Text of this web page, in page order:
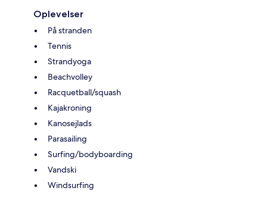
Oplevelser
På stranden
Tennis
Strandyoga
Beachvolley
Racquetball/squash
Kajakroning
Kanosejlads
Parasailing
Surfing/bodyboarding
Vandski
Windsurfing